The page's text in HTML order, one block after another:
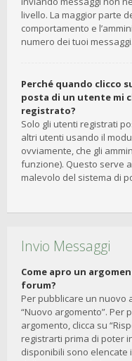
livello. La maggior parte
comportamento e
numero dei tuoi messaggi.
Perché quando clicco
posta di un utente mi
registrato?
Solo gli utenti registrati
altri utenti usando il
ovviamente, che gli
funzione). Questo serve
malevolo del sistema di
Invio Messaggi
Come apro un
forum?
Per pubblicare un nuovo
“Nuovo argomento”. Per
argomento, clicca su
registrarti prima di poter
disponibili sono elencate